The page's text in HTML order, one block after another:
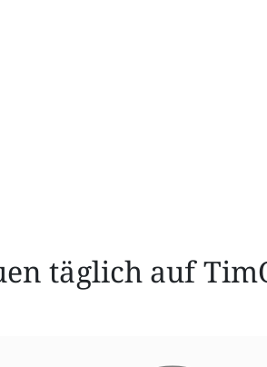
täglich auf